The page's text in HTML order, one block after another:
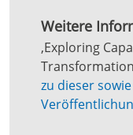
Weitere
‚Exploring
zu dieser